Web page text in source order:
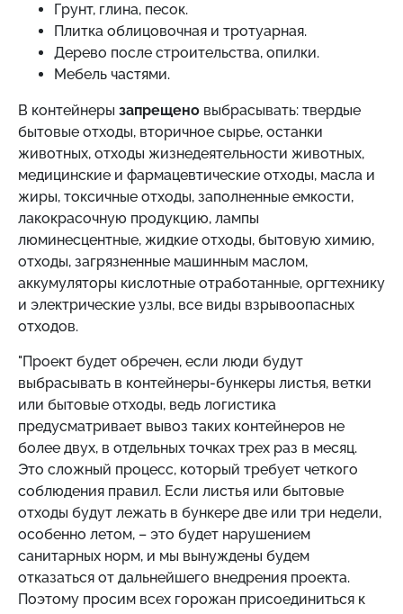
Грунт, глина, песок.
Плитка облицовочная и тротуарная.
Дерево после строительства, опилки.
Мебель частями.
В контейнеры запрещено выбрасывать: твердые
бытовые отходы, вторичное сырье, останки
животных, отходы жизнедеятельности животных,
медицинские и фармацевтические отходы, масла и
жиры, токсичные отходы, заполненные емкости,
лакокрасочную продукцию, лампы
люминесцентные, жидкие отходы, бытовую химию,
отходы, загрязненные машинным маслом,
аккумуляторы кислотные отработанные, оргтехнику
и электрические узлы, все виды взрывоопасных
отходов.
"Проект будет обречен, если люди будут
выбрасывать в контейнеры-бункеры листья, ветки
или бытовые отходы, ведь логистика
предусматривает вывоз таких контейнеров не
более двух, в отдельных точках трех раз в месяц.
Это сложный процесс, который требует четкого
соблюдения правил. Если листья или бытовые
отходы будут лежать в бункере две или три недели,
особенно летом, – это будет нарушением
санитарных норм, и мы вынуждены будем
отказаться от дальнейшего внедрения проекта.
Поэтому просим всех горожан присоединиться к